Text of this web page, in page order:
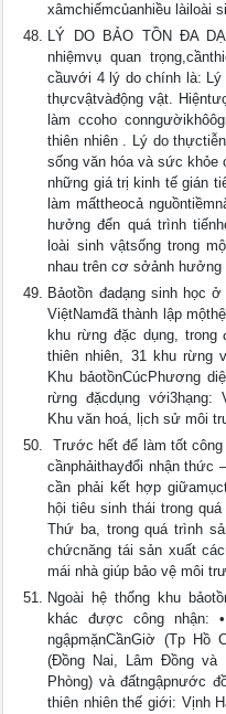
xâmchiếmcủanhiều làiloài
LÝ DO BẢO TỒN ĐA
nhiệmvụ quan
cầuvới 4 lý do chính là:
thựcvậtvàđộng vật.
làm ccoho
thiên nhiên . Lý do
sống văn hóa và sức
những giá trị kinh tế gián
làm mấttheocả
hưởng đến quá trình
loài sinh vậtsống trong
nhau trên cơ sởảnh hưởng
Bảotồn đadạng sinh học
ViệtNamđã thành lập
khu rừng đặc dụng, trong
thiên nhiên, 31 khu rừng
Khu bảotồnCúcPhương
rừng đặcdụng với3hạng:
Khu văn hoá, lịch sử môi
 Trước hết để làm tốt
cầnphảithayđổi nhận thức
cần phải kết hợp
hội tiêu sinh thái trong quá
Thứ ba, trong quá trình
chứcnăng tái sản xuất
mái nhà giúp bảo vệ môi
Ngoài hệ thống khu
khác được công nhận:
ngậpmặnCầnGiờ (Tp Hồ
(Đồng Nai, Lâm Đồng và
Phòng) và đấtngậpnước
thiên nhiên thế giới: Vịnh